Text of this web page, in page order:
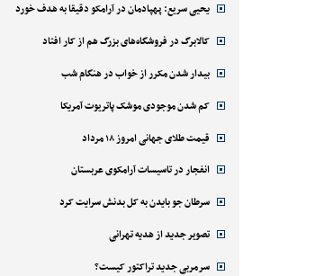
یحیی سریع: پهپادمان در آرامکو دقیقا به هدف خورد
کالابرگ در فروشگاه‌های بزرگ هم از کار افتاد
بیدار شدن مکرر از خواب در هنگام شب
کم شدن موجودی موشک پاتریوت آمریکا
قیمت طلای جهانی امروز ۱۸ مرداد
انفجار در تاسیسات آرامکوی عربستان
سرطان جو بایدن به کل بدنش سرایت کرد
تصویر جدید از هدیه تهرانی
سرمربی جدید تراکتور کیست؟